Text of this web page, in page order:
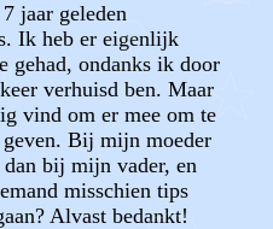
jaar geleden
Ik heb er eigenlijk
gehad, ondanks ik door
verhuisd ben. Maar
vind om er mee om te
geven. Bij mijn moeder
dan bij mijn vader, en
misschien tips
Alvast bedankt!